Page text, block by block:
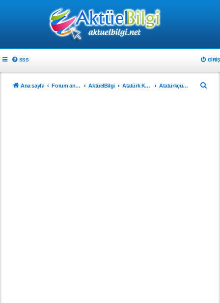
SSS GIRIŞ
Ana sayfa Forum ana sayfa AktüelBilgi Atatürk Köşesi Atatürkçülük